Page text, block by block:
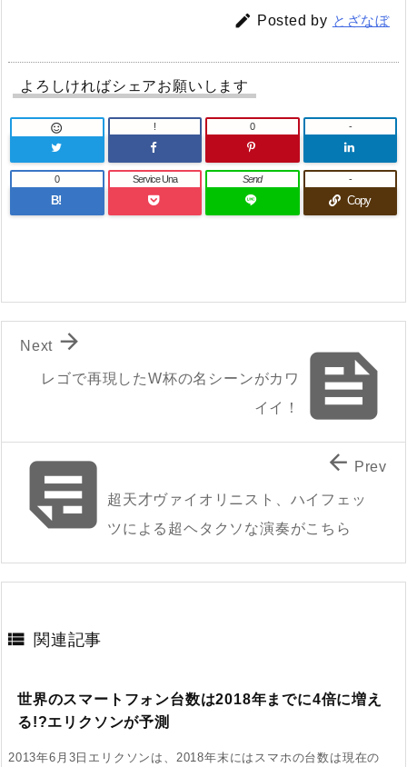
 Posted by とざなぼ
よろしければシェアお願いします
 ! 0 -
B!
0 Service Una Send
Copy
-

レゴで再現したW杯の名シーンがカワ
イイ！

Next
超天才ヴァイオリニスト、ハイフェッ
ツによる超ヘタクソな演奏がこちら
 Prev
 関連記事
世界のスマートフォン台数は2018年までに4倍に増え
る!?エリクソンが予測
2013年6月3日エリクソンは、2018年末にはスマホの台数は現在の